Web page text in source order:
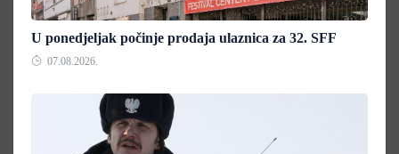
U ponedjeljak počinje prodaja ulaznica za 32. SFF
07.08.2026.